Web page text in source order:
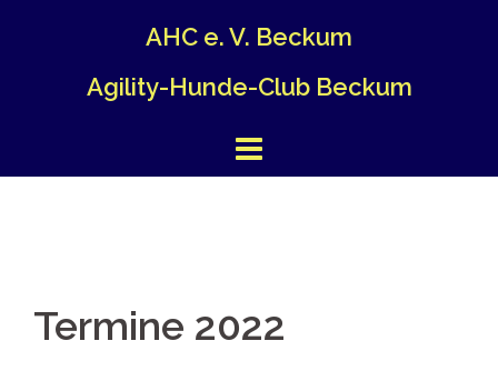
AHC e. V. Beckum
Agility-Hunde-Club Beckum
Termine 2022